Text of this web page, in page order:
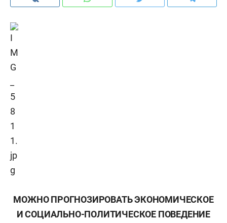
МОЖНО ПРОГНОЗИРОВАТЬ ЭКОНОМИЧЕСКОЕ
И СОЦИАЛЬНО-ПОЛИТИЧЕСКОЕ ПОВЕДЕНИЕ